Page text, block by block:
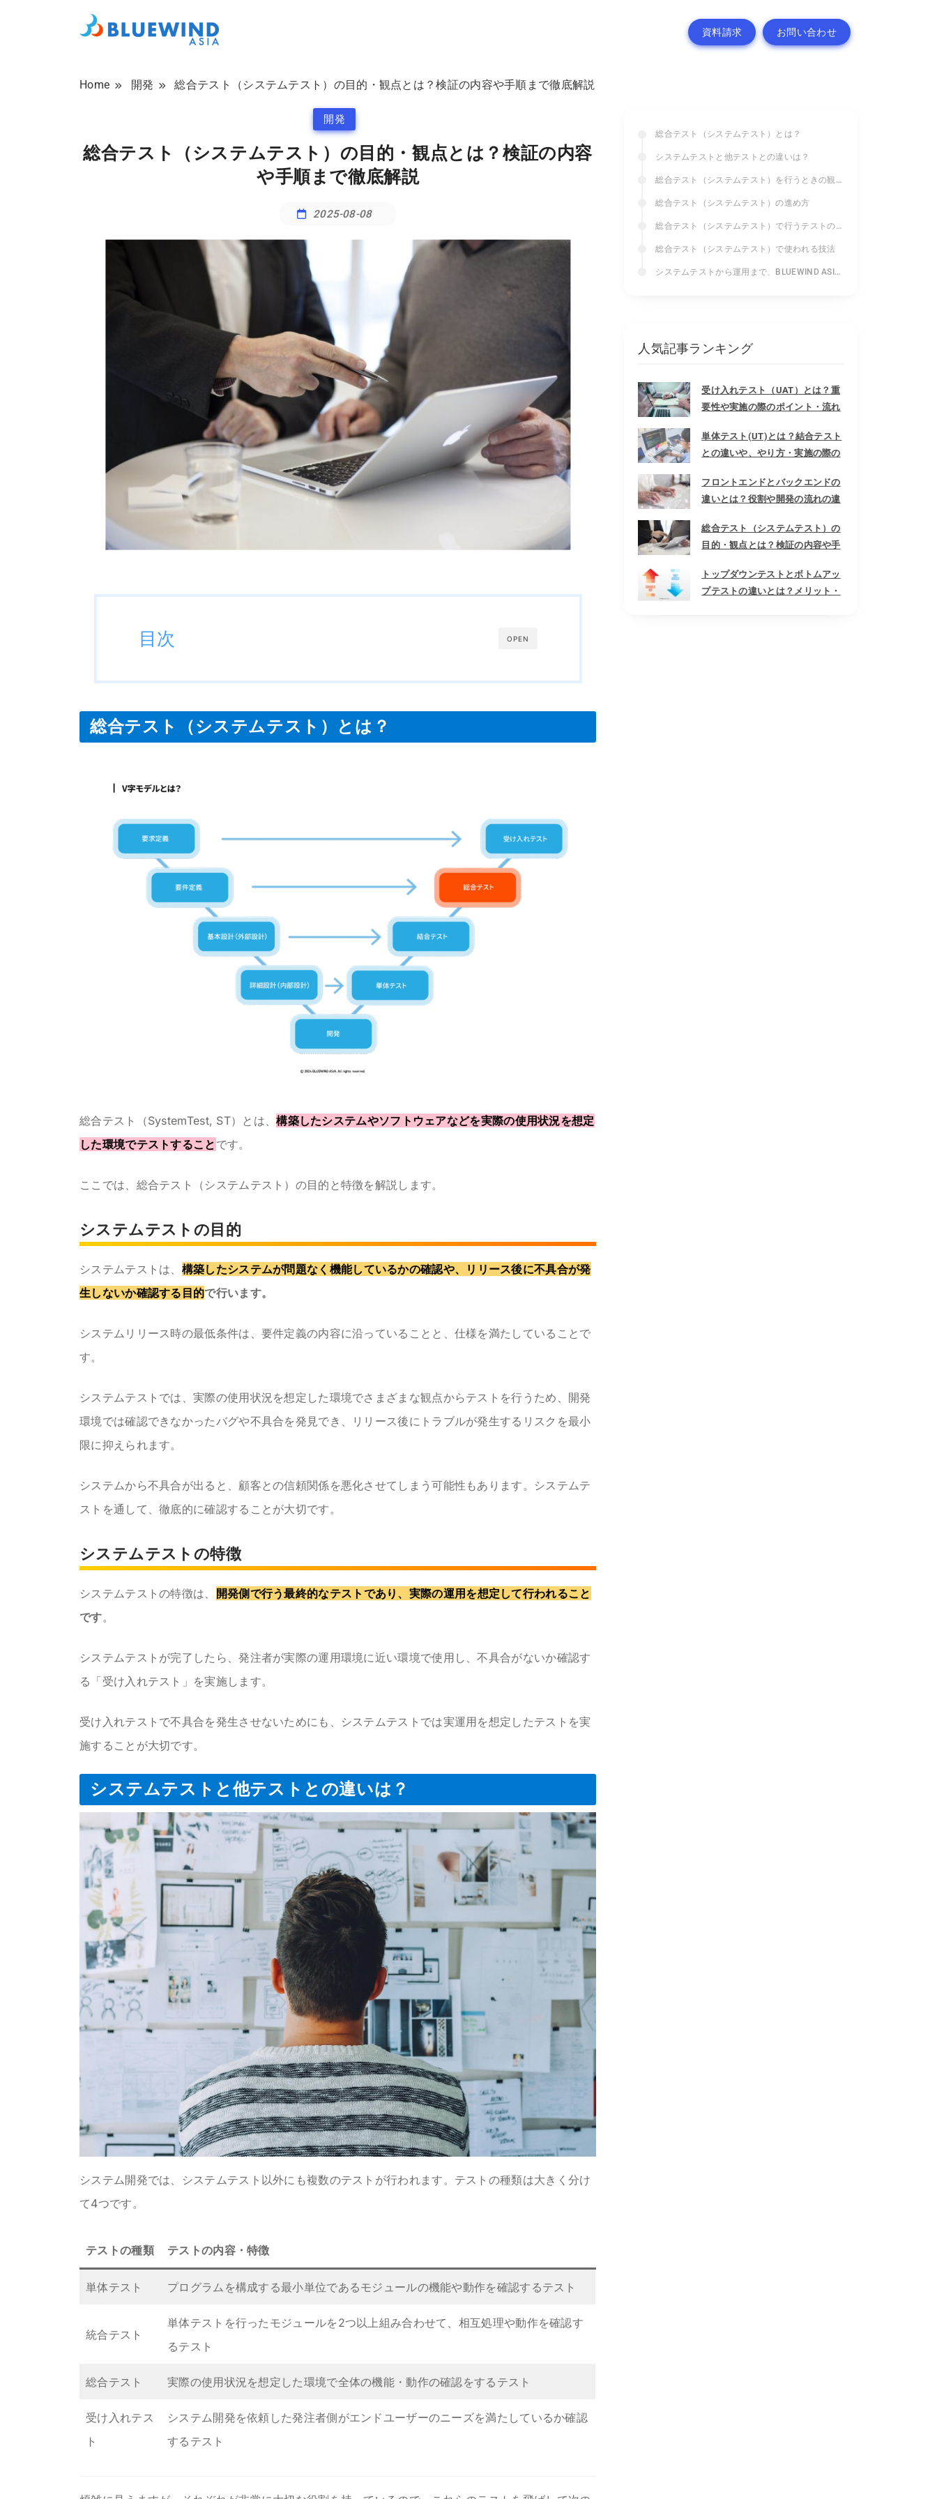
資料請求 お問い合わせ
Home 開発 総合テスト（システムテスト）の目的・観点とは？検証の内容や手順まで徹底解説
開発
総合テスト（システムテスト）の目的・観点とは？検証の内容
や手順まで徹底解説
2025-08-08
OPEN
目次
総合テスト （システムテスト）とは？
総合テスト（SystemTest, ST）とは、構築したシステムやソフトウェアなどを実際の使用状況を想定
した環境でテストすること です。
ここでは、総合テスト（システムテスト）の目的と特徴を解説します。
システムテストの目的
システムテストは、 構築したシステムが問題なく機能しているかの確認や、リリース後に不具合が発
生しないか確認する目的で行います。
システムリリース時の最低条件は、要件定義の内容に沿っていることと、仕様を満たしていることで
す。
システムテストでは、実際の使用状況を想定した環境でさまざまな観点からテストを行うため、開発
環境では確認できなかったバグや不具合を発見でき、リリース後にトラブルが発生するリスクを最小
限に抑えられます。
システムから不具合が出ると、顧客との信頼関係を悪化させてしまう可能性もあります。システムテ
ストを通して、徹底的に確認することが大切です。
システムテストの特徴
システムテストの特徴は、
開発側で行う最終的なテストであり、実際の運用を想定して行われること
です。
システムテストが完了したら、発注者が実際の運用環境に近い環境で使用し、不具合がないか確認す
る「受け入れテスト」を実施します。
受け入れテストで不具合を発生させないためにも、システムテストでは実運用を想定したテストを実
施することが大切です。
システムテストと他テストとの違いは？
システム開発では、システムテスト以外にも複数のテストが行われます。テストの種類は大きく分け
て4つです。
テストの種類 テストの内容・特徴
単体テスト プログラムを構成する最小単位であるモジュールの機能や動作を確認するテスト
統合テスト
単体テストを行ったモジュールを2つ以上組み合わせて、相互処理や動作を確認す
るテスト
総合テスト 実際の使用状況を想定した環境で全体の機能・動作の確認をするテスト
受け入れテス
ト
システム開発を依頼した発注者側がエンドユーザーのニーズを満たしているか確認
するテスト
総合テスト（システムテスト）とは？
システムテストと他テストとの違いは？
総合テスト（システムテスト）を行うときの観点
総合テスト（システムテスト）の進め方
総合テスト（システムテスト）で行うテストの種類
総合テスト（システムテスト）で使われる技法
システムテストから運用まで、BLUEWIND ASIAにお任せください
人気記事ランキング
受け入れテスト（UAT）とは？重
要性や実施の際のポイント・流れ
単体テスト(UT)とは？結合テスト
との違いや、やり方・実施の際の
フロントエンドとバックエンドの
違いとは？役割や開発の流れの違
総合テスト（システムテスト）の
目的・観点とは？検証の内容や手
トップダウンテストとボトムアッ
プテストの違いとは？メリット・